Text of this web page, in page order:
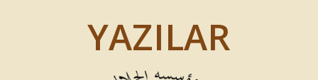
YAZILAR